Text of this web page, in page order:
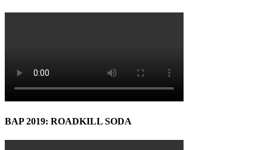
BAP 2019: ROADKILL SODA